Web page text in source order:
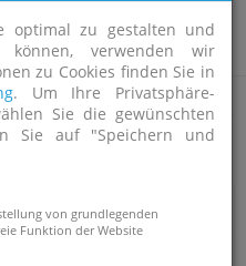
optimal zu gestalten und
können, verwenden wir
zu Cookies finden Sie in
. Um Ihre Privatsphäre-
Sie die gewünschten
Sie auf "Speichern und
von grundlegenden
Funktion der Website
im Bereich der MHD.